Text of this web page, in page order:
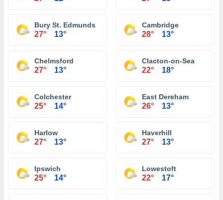
Bury St. Edmunds
27° 13°
Cambridge
28° 13°
Chelmsford
27° 13°
Clacton-on-Sea
22° 18°
Colchester
25° 14°
East Dereham
26° 13°
Harlow
27° 13°
Haverhill
27° 13°
Ipswich
25° 14°
Lowestoft
22° 17°